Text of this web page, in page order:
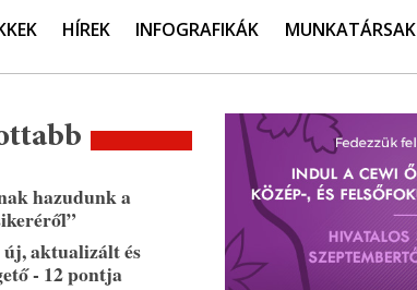
HÍREK INFOGRAFIKÁK MUNKATÁRSAK
hazudunk a
aktualizált és
- 12 pontja